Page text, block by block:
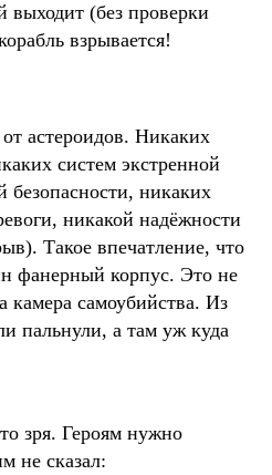
выходит (без проверки
взрывается!
астероидов. Никаких
систем экстренной
безопасности, никаких
никакой надёжности
Такое впечатление, что
фанерный корпус. Это не
камера самоубийства. Из
пальнули, а там уж куда
зря. Героям нужно
не сказал: